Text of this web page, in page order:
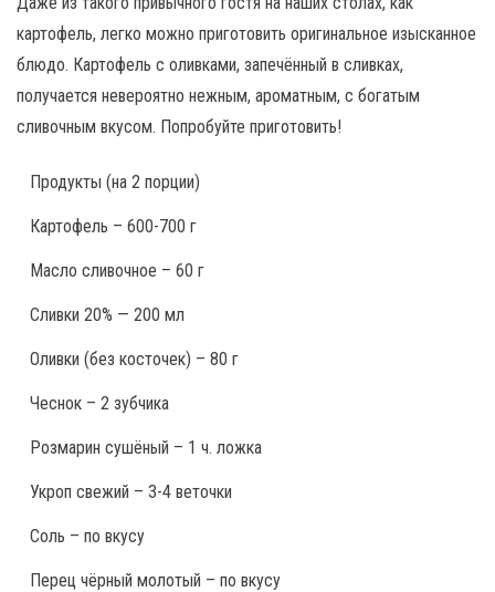
картофель, легко можно приготовить оригинальное изысканное
блюдо. Картофель с оливками, запечённый в сливках,
получается невероятно нежным, ароматным, с богатым
сливочным вкусом. Попробуйте приготовить!
Продукты (на 2 порции)
Картофель – 600-700 г
Масло сливочное – 60 г
Сливки 20% — 200 мл
Оливки (без косточек) – 80 г
Чеснок – 2 зубчика
Розмарин сушёный – 1 ч. ложка
Укроп свежий – 3-4 веточки
Соль – по вкусу
Перец чёрный молотый – по вкусу